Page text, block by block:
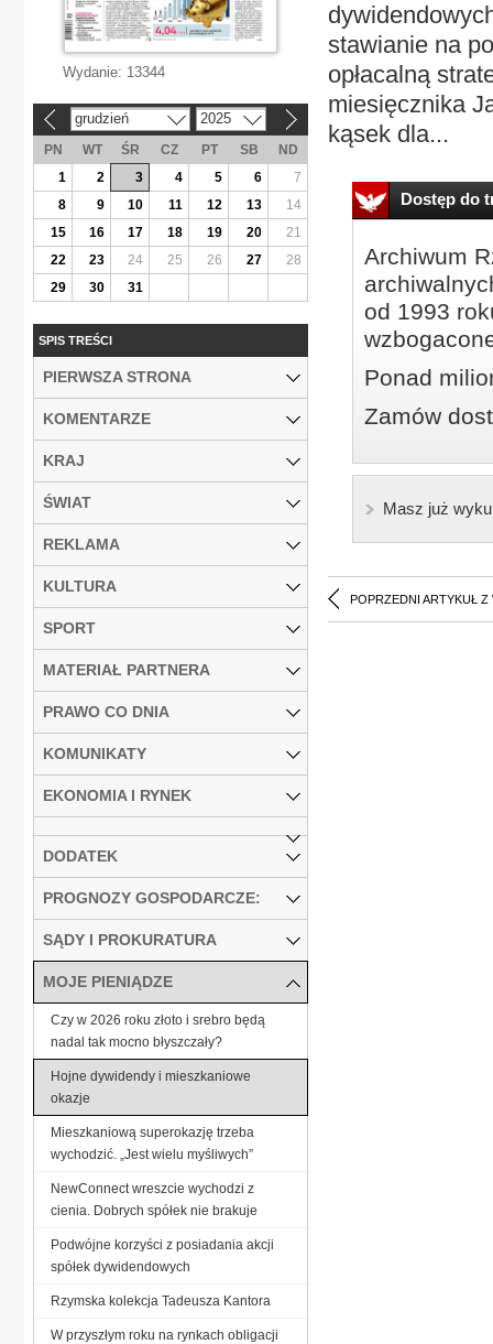
stawianie na
opłacalną
miesięcznika
kąsek dla...
Dostęp do
Archiwum
od 1993
Ponad
Zamów
Masz już
POPRZEDNI ARTYKUŁ Z
Wydanie: 13344
grudzień 2025
PN WT ŚR CZ PT SB
ND
1
2 3 4 5 6
7
8
9 10 11 12 13
14
15
16 17 18 19 20
21
22
23 24 25 26 27
28
29
30 31
SPIS TREŚCI
PIERWSZA STRONA
KOMENTARZE
KRAJ
ŚWIAT
REKLAMA
KULTURA
SPORT
MATERIAŁ PARTNERA
PRAWO CO DNIA
KOMUNIKATY
EKONOMIA I RYNEK
DODATEK
PROGNOZY GOSPODARCZE:
SĄDY I PROKURATURA
MOJE PIENIĄDZE
Czy w 2026 roku złoto i srebro będą
nadal tak mocno błyszczały?
Hojne dywidendy i mieszkaniowe
okazje
Mieszkaniową superokazję trzeba
wychodzić. „Jest wielu myśliwych”
NewConnect wreszcie wychodzi z
cienia. Dobrych spółek nie brakuje
Podwójne korzyści z posiadania akcji
spółek dywidendowych
Rzymska kolekcja Tadeusza Kantora
W przyszłym roku na rynkach obligacji